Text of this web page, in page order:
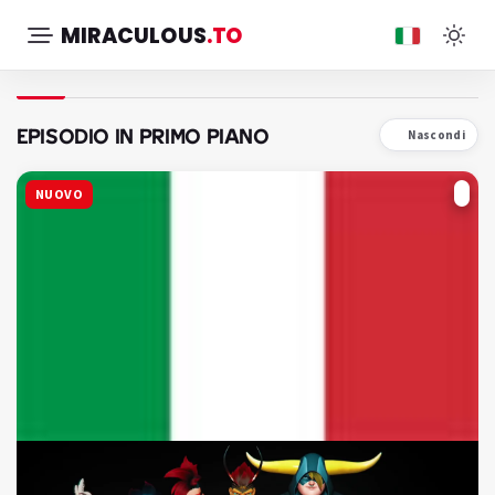
MIRACULOUS.TO
EPISODIO IN PRIMO PIANO Nascondi
NUOVO